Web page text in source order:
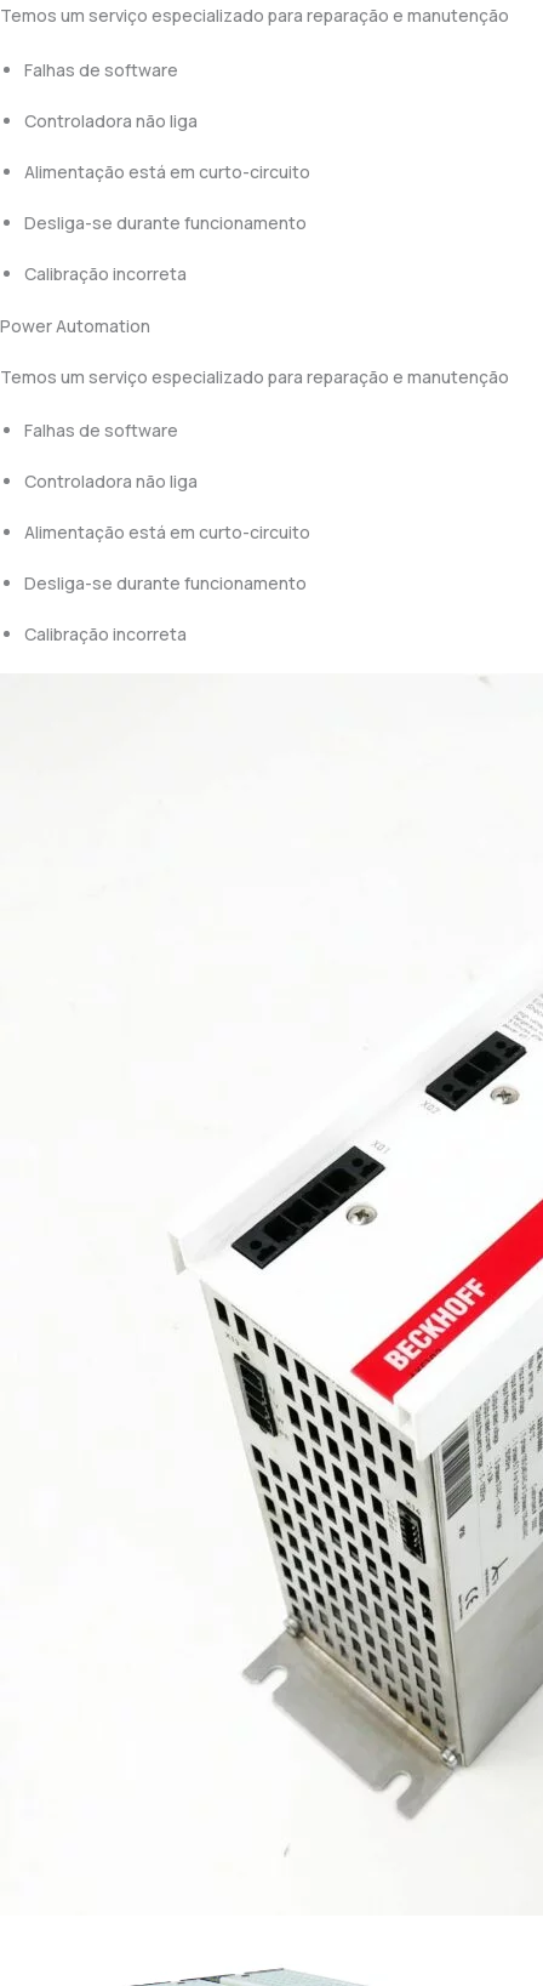
Temos um serviço especializado para reparação e manutenção
Falhas de software
Controladora não liga
Alimentação está em curto-circuito
Desliga-se durante funcionamento
Calibração incorreta
Power Automation
Temos um serviço especializado para reparação e manutenção
Falhas de software
Controladora não liga
Alimentação está em curto-circuito
Desliga-se durante funcionamento
Calibração incorreta